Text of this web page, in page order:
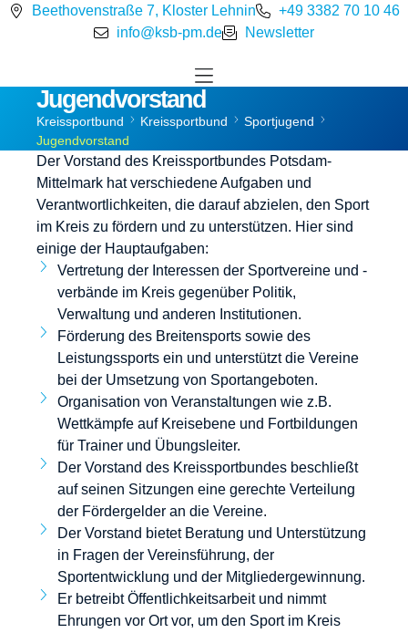
Beethovenstraße 7, Kloster Lehnin
+49 3382 70 10 46
info@ksb-pm.de
Newsletter
Jugendvorstand
Kreissportbund Kreissportbund
Sportjugend
Jugendvorstand
Der Vorstand des Kreissportbundes Potsdam-
Mittelmark hat verschiedene Aufgaben und
Verantwortlichkeiten, die darauf abzielen, den Sport
im Kreis zu fördern und zu unterstützen. Hier sind
einige der Hauptaufgaben:
Vertretung der Interessen der Sportvereine und -
verbände im Kreis gegenüber Politik,
Verwaltung und anderen Institutionen.
Förderung des Breitensports sowie des
Leistungssports ein und unterstützt die Vereine
bei der Umsetzung von Sportangeboten.
Organisation von Veranstaltungen wie z.B.
Wettkämpfe auf Kreisebene und Fortbildungen
für Trainer und Übungsleiter.
Der Vorstand des Kreissportbundes beschließt
auf seinen Sitzungen eine gerechte Verteilung
der Fördergelder an die Vereine.
Der Vorstand bietet Beratung und Unterstützung
in Fragen der Vereinsführung, der
Sportentwicklung und der Mitgliedergewinnung.
Er betreibt Öffentlichkeitsarbeit und nimmt
Ehrungen vor Ort vor, um den Sport im Kreis